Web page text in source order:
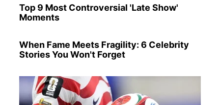
Top 9 Most Controversial 'Late Show'
Moments
When Fame Meets Fragility: 6 Celebrity
Stories You Won't Forget